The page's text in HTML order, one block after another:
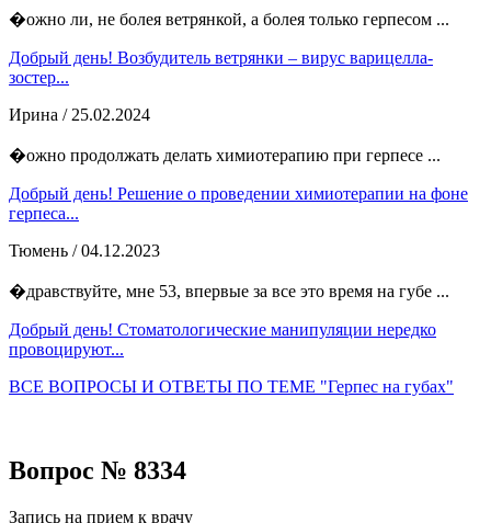
�ожно ли, не болея ветрянкой, а болея только герпесом ...
Добрый день! Возбудитель ветрянки – вирус варицелла-
зостер...
Ирина / 25.02.2024
�ожно продолжать делать химиотерапию при герпесе ...
Добрый день! Решение о проведении химиотерапии на фоне
герпеса...
Тюмень / 04.12.2023
�дравствуйте, мне 53, впервые за все это время на губе ...
Добрый день! Стоматологические манипуляции нередко
провоцируют...
ВСЕ ВОПРОСЫ И ОТВЕТЫ ПО ТЕМЕ "Герпес на губах"
Вопрос № 8334
Запись на прием к врачу